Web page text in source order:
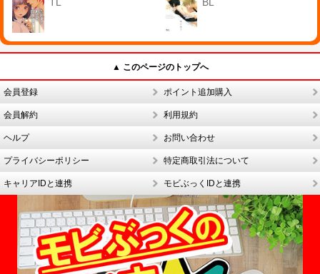
TL BL
▲ このページのトップへ
会員登録 ポイント追加購入
会員解約 利用規約
ヘルプ お問い合わせ
プライバシーポリシー 特定商取引法について
キャリアIDと連携 モビぶっくIDと連携